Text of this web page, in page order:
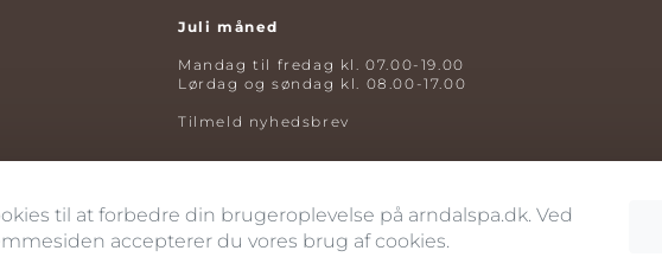
Juli måned
Mandag til fredag kl. 07.00-19.00
Lørdag og søndag kl. 08.00-17.00
Tilmeld nyhedsbrev
til at forbedre din brugeroplevelse på arndalspa.dk. Ved
accepterer du vores brug af cookies.